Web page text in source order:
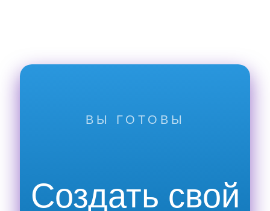
ВЫ ГОТОВЫ
Создать свой